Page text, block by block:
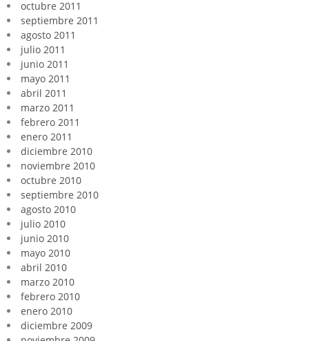
octubre 2011
septiembre 2011
agosto 2011
julio 2011
junio 2011
mayo 2011
abril 2011
marzo 2011
febrero 2011
enero 2011
diciembre 2010
noviembre 2010
octubre 2010
septiembre 2010
agosto 2010
julio 2010
junio 2010
mayo 2010
abril 2010
marzo 2010
febrero 2010
enero 2010
diciembre 2009